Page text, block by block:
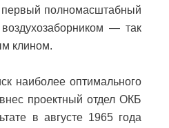
первый полномасштабный
— так
клином.
наиболее оптимального
проектный отдел ОКБ
в августе 1965 года